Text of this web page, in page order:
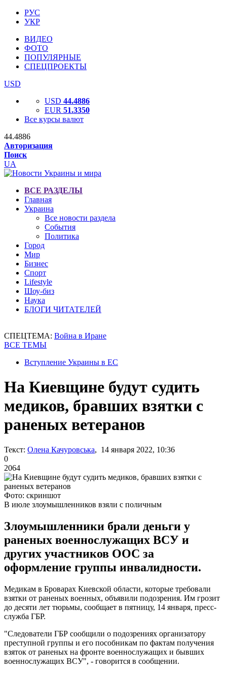
РУС
УКР
ВИДЕО
ФОТО
ПОПУЛЯРНЫЕ
СПЕЦПРОЕКТЫ
USD
USD 44.4886
EUR 51.3350
Все курсы валют
44.4886
Авторизация
Поиск
UA
ВСЕ РАЗДЕЛЫ
Главная
Украина
Все новости раздела
События
Политика
Город
Мир
Бизнес
Спорт
Lifestyle
Шоу-биз
Наука
БЛОГИ ЧИТАТЕЛЕЙ
СПЕЦТЕМА: Война в Иране
ВСЕ ТЕМЫ
Вступление Украины в ЕС
На Киевщине будут судить
медиков, бравших взятки с
раненых ветеранов
Текст: Олена Качуровська, 14 января 2022, 10:36
0
2064
Фото: скриншот
В июле злоумышленников взяли с поличным
Злоумышленники брали деньги у
раненых военнослужащих ВСУ и
других участников ООС за
оформление группы инвалидности.
Медикам в Броварах Киевской области, которые требовали
взятки от раненых военных, объявили подозрения. Им грозит
до десяти лет тюрьмы, сообщает в пятницу, 14 января, пресс-
служба ГБР.
"Следователи ГБР сообщили о подозрениях организатору
преступной группы и его пособникам по фактам получения
взяток от раненых на фронте военнослужащих и бывших
военнослужащих ВСУ", - говорится в сообщении.